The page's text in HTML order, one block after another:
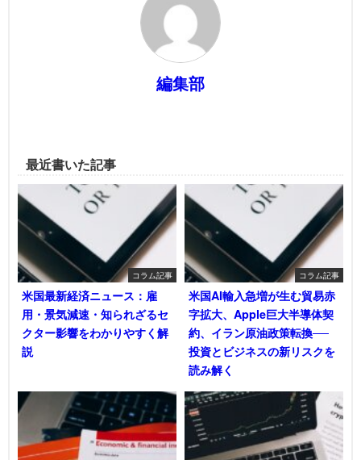
編集部
最近書いた記事
コラム記事
米国最新経済ニュース：雇
用・景気減速・知られざるセ
クター影響をわかりやすく解
説
コラム記事
米国AI輸入急増が生む貿易赤
字拡大、Apple巨大半導体契
約、イラン原油政策転換──
投資とビジネスの新リスクを
読み解く